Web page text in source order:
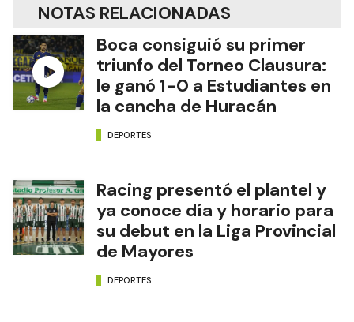
NOTAS RELACIONADAS
Boca consiguió su primer
triunfo del Torneo Clausura:
le ganó 1-0 a Estudiantes en
la cancha de Huracán
DEPORTES
Racing presentó el plantel y
ya conoce día y horario para
su debut en la Liga Provincial
de Mayores
DEPORTES